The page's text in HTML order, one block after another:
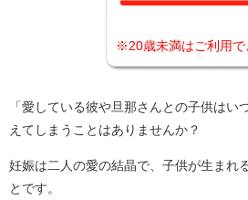
※20歳未満はご利用で
「愛している彼や旦那さんとの子供はい
えてしまうことはありませんか？
妊娠は二人の愛の結晶で、子供が生まれ
とです。